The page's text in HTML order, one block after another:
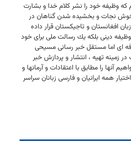
وظیفه خود را نشر كلام خدا و بشارت
خوش نجات و بخشیده شدن گناهان در
افغانستان و تاجیكستان قرار داده
دینی بلكه یك رسالت ملی برای خود
ای اما مستقل خبر رسانی مسیحی
زمینه تهیه ، انتشار و پردازش خبر
آنها را مطابق با اعتقادات و آرمانها و
همه ایرانیان و فارسی زبانان سراسر